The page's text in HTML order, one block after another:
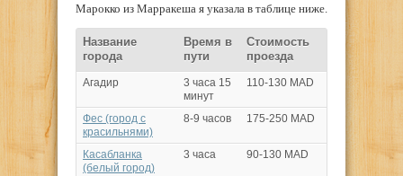
Марокко из Марракеша я указала в таблице ниже.
Название
города
Время в
пути
Стоимость
проезда
Агадир
3 часа 15
минут
110-130 MAD
Фес (город с
красильнями)
8-9 часов 175-250 MAD
Касабланка
(белый город)
3 часа 90-130 MAD